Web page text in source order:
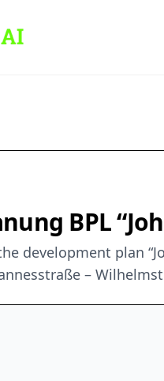
BPL
development plan
–